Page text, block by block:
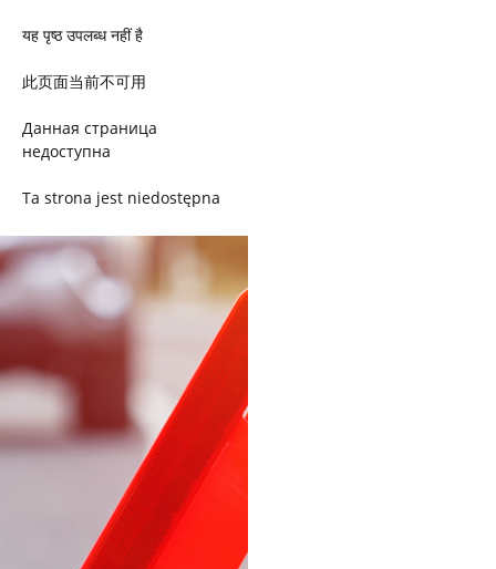
यह पृष्ठ उपलब्ध नहीं है
此页面当前不可用
Данная страница
недоступна
Ta strona jest niedostępna
Trang này không có
Esta página não está
disponível
このページは現在利用できま
せん
Pagina non disponibile
هذه الصفحة غير متوفرة